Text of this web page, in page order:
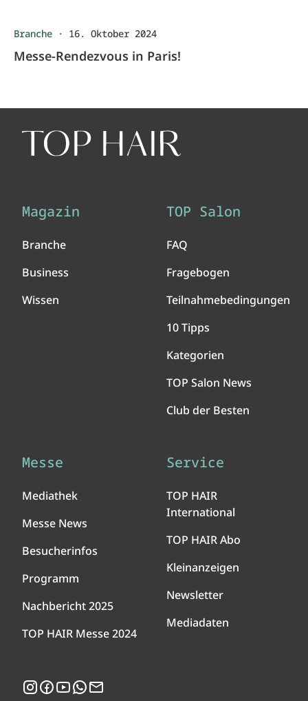
Branche · 16. Oktober 2024
Messe-Rendezvous in Paris!
Magazin
Branche
Business
Wissen
TOP Salon
FAQ
Fragebogen
Teilnahmebedingungen
10 Tipps
Kategorien
TOP Salon News
Club der Besten
Messe
Mediathek
Messe News
Besucherinfos
Programm
Nachbericht 2025
TOP HAIR Messe 2024
Service
TOP HAIR
International
TOP HAIR Abo
Kleinanzeigen
Newsletter
Mediadaten
Instagram
Facebook
YouTubeWhatsApp